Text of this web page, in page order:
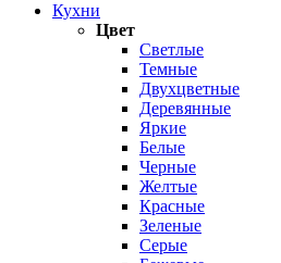
Кухни
Цвет
Светлые
Темные
Двухцветные
Деревянные
Яркие
Белые
Черные
Желтые
Красные
Зеленые
Серые